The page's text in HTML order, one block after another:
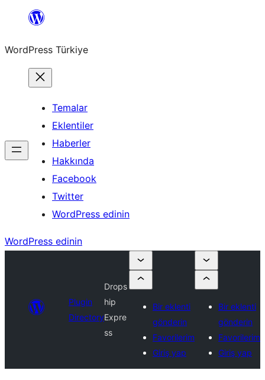
İçeriğe
WordPress Türkiye
Temalar
Eklentiler
Haberler
Hakkında
Facebook
Twitter
WordPress edinin
WordPress edinin
Plugin
Directory
Drops
hip
Expre
ss
Bir eklenti
gönderin
Favorilerim
Giriş yap
Bir eklenti
gönderin
Favorilerim
Giriş yap